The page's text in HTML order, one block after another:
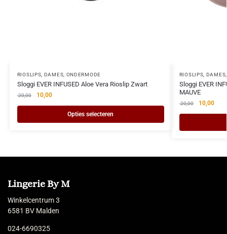
RIOSLIPS DAMES ONDERMODE
Sloggi EVER INFUSED Aloe Vera Rioslip Zwart
20,00 10,00
Opties selecteren
RIOSLIPS DAMES
Sloggi EVER
MAUVE
20,00 10,00
Lingerie By M
Winkelcentrum 3
6581 BV Malden
024-6690325